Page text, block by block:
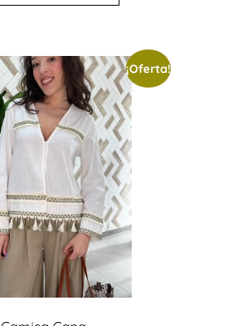
¡Oferta!